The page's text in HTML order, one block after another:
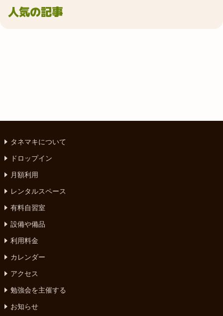
人気の記事
タネマキについて
ドロップイン
月額利用
レンタルスペース
有料自習室
設備や備品
利用料金
カレンダー
アクセス
勉強会を主催する
お知らせ